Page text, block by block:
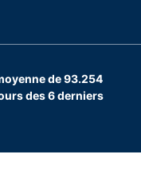
de 93.254
des 6 derniers